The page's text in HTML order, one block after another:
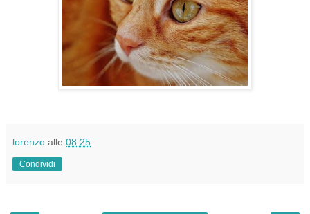
lorenzo alle 08:25
Condividi